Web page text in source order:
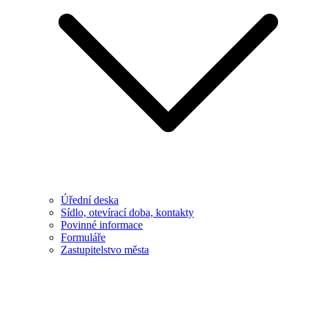
Úřední deska
Sídlo, otevírací doba, kontakty
Povinné informace
Formuláře
Zastupitelstvo města